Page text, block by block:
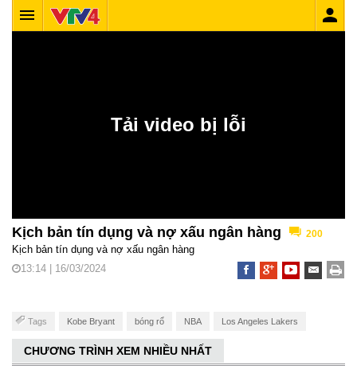
Kịch bản tín dụng và nợ xấu ngân hàng 200
Kịch bản tín dụng và nợ xấu ngân hàng
13:14 | 16/03/2024
Tags Kobe Bryant bóng rổ NBA Los Angeles Lakers
CHƯƠNG TRÌNH XEM NHIỀU NHẤT